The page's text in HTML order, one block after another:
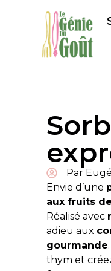
Par
Envie d’une
aux fruits
Réalisé avec
adieu aux
gourmande
thym et